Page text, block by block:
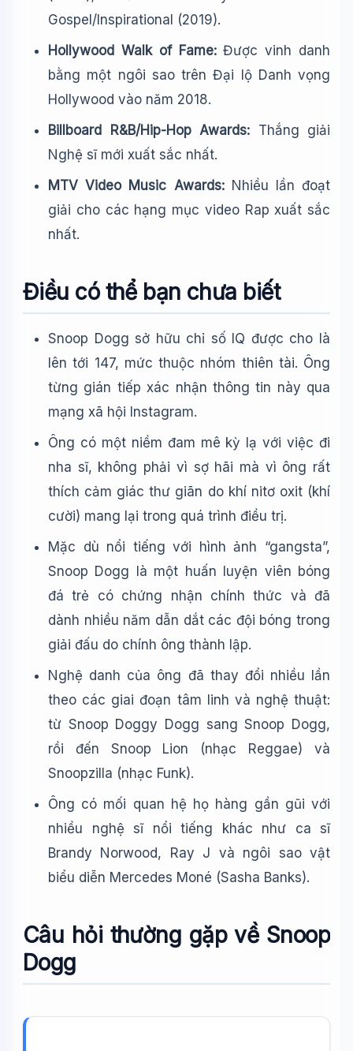
Gospel/Inspirational (2019).
Hollywood Walk of Fame:Được vinh danh
bằng một ngôi sao trên Đại lộ Danh vọng
Hollywood vào năm 2018.
Billboard R&B/Hip-Hop Awards: Thắng giải
Nghệ sĩ mới xuất sắc nhất.
MTV Video Music Awards:Nhiều lần đoạt
giải cho các hạng mục video Rap xuất sắc
nhất.
Điều có thể bạn chưa biết
Snoop Dogg sở hữu chỉ số IQ được cho là
lên tới 147, mức thuộc nhóm thiên tài. Ông
từng gián tiếp xác nhận thông tin này qua
mạng xã hội Instagram.
Ông có một niềm đam mê kỳ lạ với việc đi
nha sĩ, không phải vì sợ hãi mà vì ông rất
thích cảm giác thư giãn do khí nitơ oxit (khí
cười) mang lại trong quá trình điều trị.
Mặc dù nổi tiếng với hình ảnh “gangsta”,
Snoop Dogg là một huấn luyện viên bóng
đá trẻ có chứng nhận chính thức và đã
dành nhiều năm dẫn dắt các đội bóng trong
giải đấu do chính ông thành lập.
Nghệ danh của ông đã thay đổi nhiều lần
theo các giai đoạn tâm linh và nghệ thuật:
từ Snoop Doggy Dogg sang Snoop Dogg,
rồi đến Snoop Lion (nhạc Reggae) và
Snoopzilla (nhạc Funk).
Ông có mối quan hệ họ hàng gần gũi với
nhiều nghệ sĩ nổi tiếng khác như ca sĩ
Brandy Norwood, Ray J và ngôi sao vật
biểu diễn Mercedes Moné (Sasha Banks).
Câu hỏi thường gặp về Snoop
Dogg